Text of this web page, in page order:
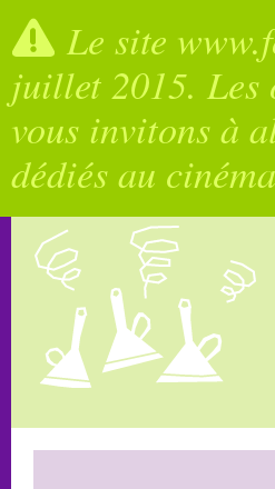
Le site
juillet 2015. Les
vous invitons à
dédiés au